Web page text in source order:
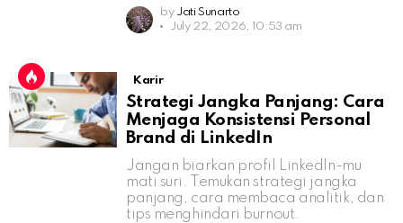
by Jati Sunarto
July 22, 2026, 10:53 am
Karir
Strategi Jangka Panjang: Cara
Menjaga Konsistensi Personal
Brand di LinkedIn
Jangan biarkan profil LinkedIn-mu
mati suri. Temukan strategi jangka
panjang, cara membaca analitik, dan
tips menghindari burnout.